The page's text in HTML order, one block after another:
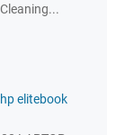
elitebook